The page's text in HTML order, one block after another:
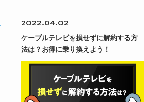
2022.04.02
ケーブルテレビを損せずに解約する方
法は？お得に乗り換えよう！